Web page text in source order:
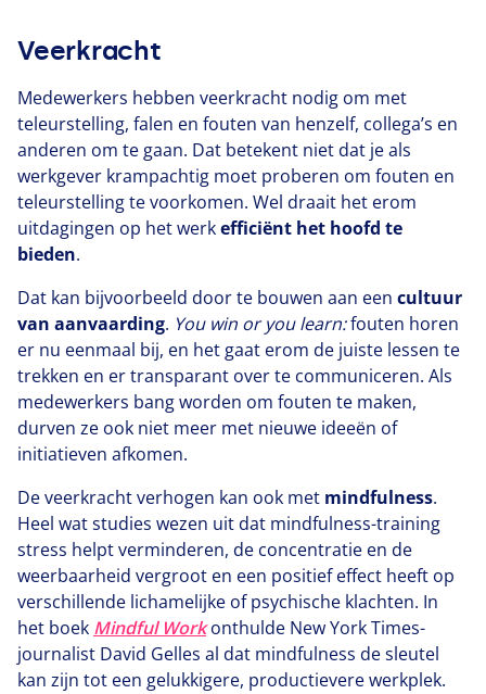
Veerkracht
Medewerkers hebben veerkracht nodig om met
teleurstelling, falen en fouten van henzelf, collega’s en
anderen om te gaan. Dat betekent niet dat je als
werkgever krampachtig moet proberen om fouten en
teleurstelling te voorkomen. Wel draait het erom
uitdagingen op het werkefficiënt het hoofd te
bieden.
Dat kan bijvoorbeeld door te bouwen aan een cultuur
van aanvaarding. You win or you learn:fouten horen
er nu eenmaal bij, en het gaat erom de juiste lessen te
trekken en er transparant over te communiceren. Als
medewerkers bang worden om fouten te maken,
durven ze ook niet meer met nieuwe ideeën of
initiatieven afkomen.
De veerkracht verhogen kan ook met mindfulness.
Heel wat studies wezen uit dat mindfulness-training
stress helpt verminderen, de concentratie en de
weerbaarheid vergroot en een positief effect heeft op
verschillende lichamelijke of psychische klachten. In
het boek Mindful Workonthulde New York Times-
journalist David Gelles al dat mindfulness de sleutel
kan zijn tot een gelukkigere, productievere werkplek.